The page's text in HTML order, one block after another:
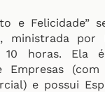
e Felicidade”
ministrada por
horas. Ela
Empresas (com
e possui